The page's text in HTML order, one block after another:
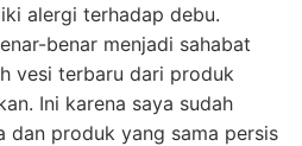
alergi terhadap debu.
benar menjadi sahabat
vesi terbaru dari produk
Ini karena saya sudah
dan produk yang sama persis